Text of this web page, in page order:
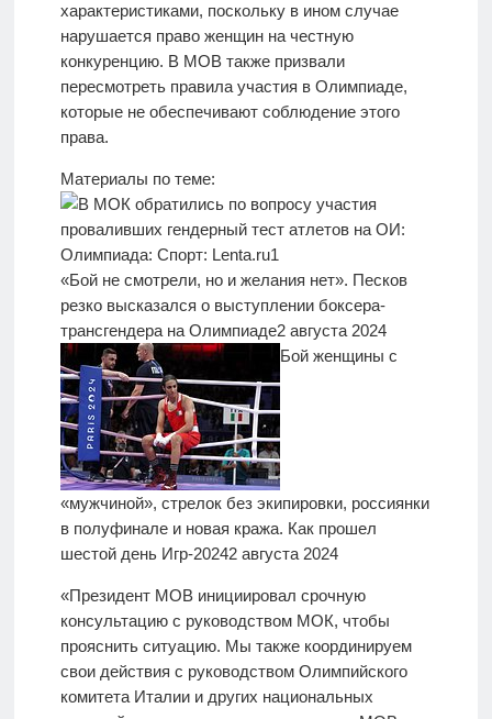
характеристиками, поскольку в ином случае
нарушается право женщин на честную
конкуренцию. В МОВ также призвали
пересмотреть правила участия в Олимпиаде,
которые не обеспечивают соблюдение этого
права.
Материалы по теме:
«Бой не смотрели, но и желания нет». Песков
резко высказался о выступлении боксера-
трансгендера на Олимпиаде2 августа 2024
Бой женщины с
«мужчиной», стрелок без экипировки, россиянки
в полуфинале и новая кража. Как прошел
шестой день Игр-20242 августа 2024
«Президент MOB инициировал срочную
консультацию с руководством МОК, чтобы
прояснить ситуацию. Мы также координируем
свои действия с руководством Олимпийского
комитета Италии и других национальных